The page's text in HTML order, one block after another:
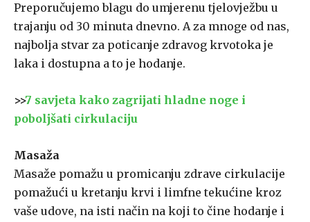
Preporučujemo blagu do umjerenu tjelovježbu u
trajanju od 30 minuta dnevno. A za mnoge od nas,
najbolja stvar za poticanje zdravog krvotoka je
laka i dostupna a to je hodanje.
>>7 savjeta kako zagrijati hladne noge i
poboljšati cirkulaciju
Masaža
Masaže pomažu u promicanju zdrave cirkulacije
pomažući u kretanju krvi i limfne tekućine kroz
vaše udove, na isti način na koji to čine hodanje i